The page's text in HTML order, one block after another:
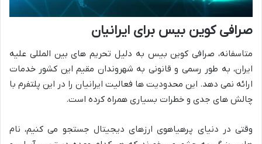
صرافی کوین بیس برای ایرانیان
متاسفانه، صرافی کوین بیس به دلیل تحریم های بین المللی علیه
ایران، به طور رسمی و قانونی به شهروندان مقیم این کشور خدمات
ارائه نمی دهد. این محدودیت ها فعالیت ایرانیان را در این پلتفرم با
چالش های جدی و خطرات بسیاری همراه کرده است.
وقتی در دنیای پرهیاهوی ارزهای دیجیتال جستجو می کنیم، نام